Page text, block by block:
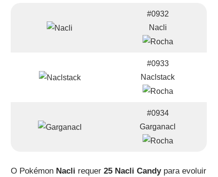
#0932
Nacli
#0933
Naclstack
#0934
Garganacl
O Pokémon Nacli requer 25 Nacli Candypara evoluir